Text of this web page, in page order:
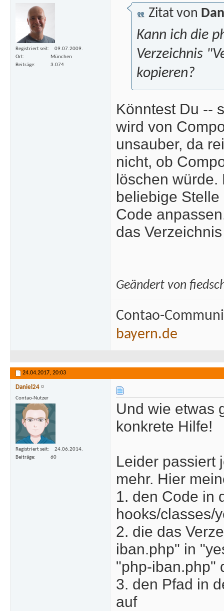
Registriert seit
09.07.2009.
Ort
München
Beiträge
3.074
Zitat von
Kann ich die
Verzeichnis
kopieren?
Könntest Du --
wird von
unsauber, da
nicht, ob
löschen
beliebige
Code
das
Geändert von
Contao-
bayern.de
24.04.2017, 20:03
Daniel24
Contao-Nutzer
Registriert seit
24.06.2014.
Beiträge
60
Und wie
konkrete Hilfe!
Leider passiert
mehr. Hier
1. den Code in
hooks/classes/
2. die das
iban.php" in
"php-iban.php"
3. den Pfad in
auf